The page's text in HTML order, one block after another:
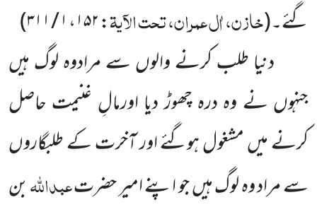
گئے۔(خازن، اٰل عمران، تحت الآیۃ:۱۵۲،۱ / ۳۱۱)
دنیا طلب کرنے والوں سے مرادوہ لوگ ہیں
جنہوں نے وہ درہ چھوڑ دیا اورمالِ غنیمت حاصل
کرنے میں مشغول ہوگئے اور آخرت کے طلبگاروں
سے مراد وہ لوگ ہیں جو اپنے امیر حضرتعبداللہبن